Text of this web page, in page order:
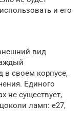
и его
вид
в своем корпусе,
Единого
не существует,
ламп: е27,